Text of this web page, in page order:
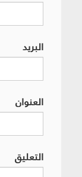
البريد
العنوان
التعليق